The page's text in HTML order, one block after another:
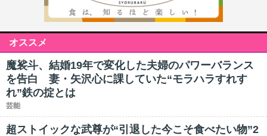
オススメ
魔裟斗、結婚19年で変化した夫婦のパワーバランス
を告白 妻・矢沢心に課していた“モラハラすれす
れ”鉄の掟とは
芸能
超ストイックな武尊が“引退した今こそ食べたい物”2